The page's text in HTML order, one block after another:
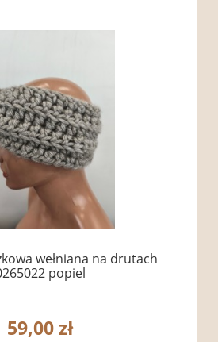
wełniana na drutach
popiel
59,00 zł